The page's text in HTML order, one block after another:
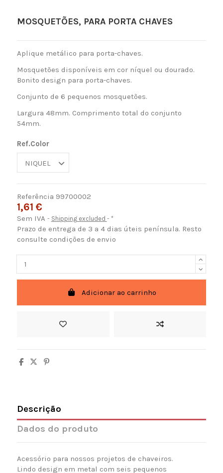
MOSQUETÕES, PARA PORTA CHAVES
Aplique metálico para porta-chaves.
Mosquetões disponíveis em cor níquel ou dourado.
Bonito design para porta-chaves.
Conjunto de 6 pequenos mosquetões.
Largura 48mm. Comprimento total do conjunto
54mm.
Ref.Color
Referência 99700002
1,61 €
Sem IVA Shipping excluded *
Prazo de entrega de 3 a 4 dias úteis península. Resto
consulte condições de envio
Adicionar ao carrinho
Descrição
Dados do produto
Acessório para nossos projetos de chaveiros.
Lindo design em metal com seis pequenos